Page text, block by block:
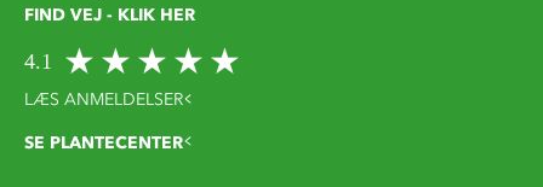
FIND VEJ - KLIK HER
4.1
LÆS ANMELDELSER
SE PLANTECENTER